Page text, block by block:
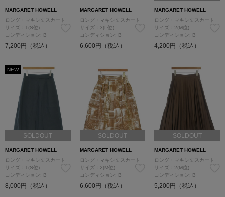
MARGARET HOWELL
ロング・マキシ丈スカート
サイズ：1(S位)
コンディション: B
7,200円（税込）
MARGARET HOWELL
ロング・マキシ丈スカート
サイズ：3(L位)
コンディション: B
6,600円（税込）
MARGARET HOWELL
ロング・マキシ丈スカート
サイズ：2(M位)
コンディション: B
4,200円（税込）
NEW
SOLDOUT
MARGARET HOWELL
ロング・マキシ丈スカート
サイズ：1(S位)
コンディション: B
8,000円（税込）
SOLDOUT
MARGARET HOWELL
ロング・マキシ丈スカート
サイズ：2(M位)
コンディション: B
6,600円（税込）
SOLDOUT
MARGARET HOWELL
ロング・マキシ丈スカート
サイズ：2(M位)
コンディション: B
5,200円（税込）